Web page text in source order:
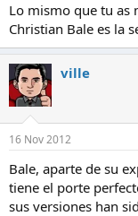
Lo mismo que tu as
Christian Bale es la
ville
16 Nov 2012
Bale, aparte de su
tiene el porte
sus versiones han